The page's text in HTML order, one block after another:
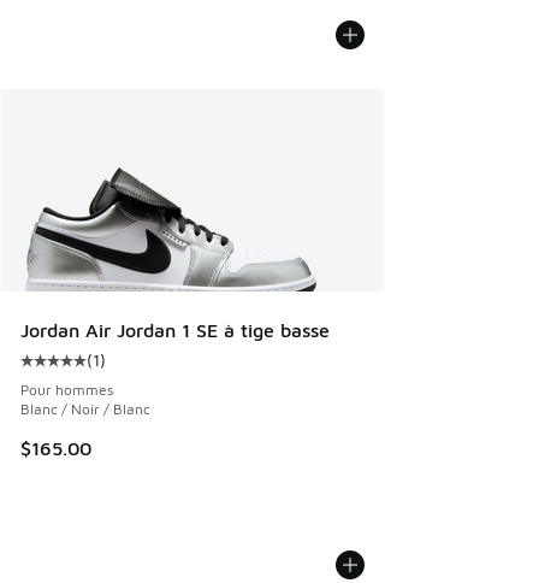
Jordan Air Jordan 1 SE à tige basse
Cote moyenne du client - [5 sur 5 étoiles], 1 commentaires
(1)
Pour hommes
Blanc / Noir / Blanc
$165.00